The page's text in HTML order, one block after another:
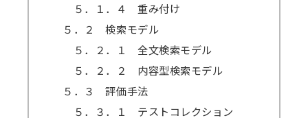
５．１．４ 重み付け
５．２ 検索モデル
５．２．１ 全文検索モデル
５．２．２ 内容型検索モデル
５．３ 評価手法
５．３．１ テストコレクション